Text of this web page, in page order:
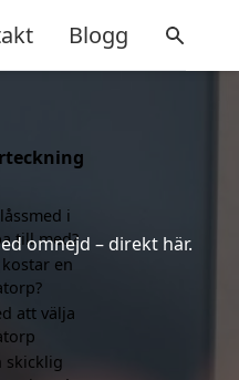
Blogg
omnejd – direkt här.
i
till med?
en
att välja
skicklig